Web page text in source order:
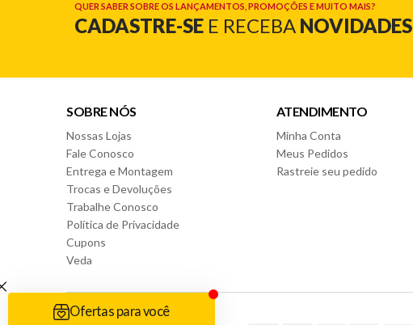
QUER SABER SOBRE OS LANÇAMENTOS, PROMOÇÕES E MUITO MAIS?
CADASTRE-SE E RECEBA NOVIDADES
SOBRE NÓS
Nossas Lojas
Fale Conosco
Entrega e Montagem
Trocas e Devoluções
Trabalhe Conosco
Política de Privacidade
Cupons
Veda
ATENDIMENTO
Minha Conta
Meus Pedidos
Rastreie seu pedido